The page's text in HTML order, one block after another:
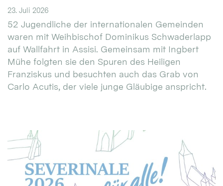
23. Juli 2026
52 Jugendliche der internationalen Gemeinden
waren mit Weihbischof Dominikus Schwaderlapp
auf Wallfahrt in Assisi. Gemeinsam mit Ingbert
Mühe folgten sie den Spuren des Heiligen
Franziskus und besuchten auch das Grab von
Carlo Acutis, der viele junge Gläubige anspricht.